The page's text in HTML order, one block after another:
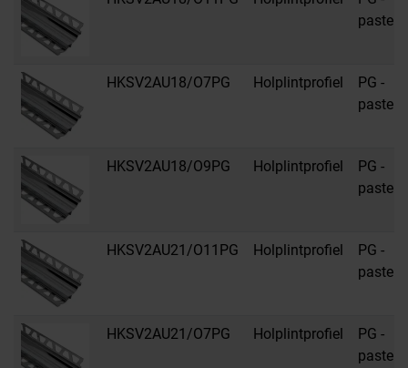
HKSV2AU18/O7PG Holplintprofiel
PG -
HKSV2AU18/O9PG Holplintprofiel
PG -
HKSV2AU21/O11PG Holplintprofiel
PG -
HKSV2AU21/O7PG Holplintprofiel
PG -